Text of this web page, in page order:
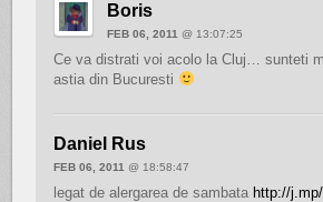
Boris
FEB 06, 2011 @ 13:07:25
Ce va distrati voi acolo la Cluj… sunteti
astia din Bucuresti
Daniel Rus
FEB 06, 2011 @ 18:58:47
legat de alergarea de sambata http://